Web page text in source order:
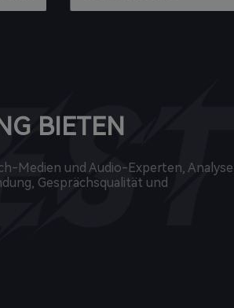
BIETEN
Medien und Audio-Experten, Analyse
Gesprächsqualität und